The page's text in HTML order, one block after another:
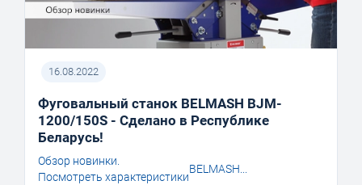
16.08.2022
Фуговальный станок BELMASH BJM-
1200/150S - Сделано в Республике
Беларусь!
Обзор новинки.
Посмотреть характеристики
BELMASH...